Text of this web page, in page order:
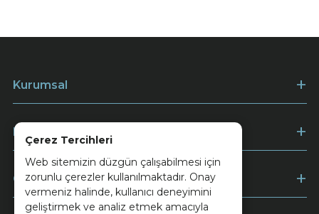
Çerez Tercihleri
Web sitemizin düzgün çalışabilmesi için
zorunlu çerezler kullanılmaktadır. Onay
vermeniz halinde, kullanıcı deneyimini
geliştirmek ve analiz etmek amacıyla
Kurumsal
Müşteri Hizmetleri
Ödeme